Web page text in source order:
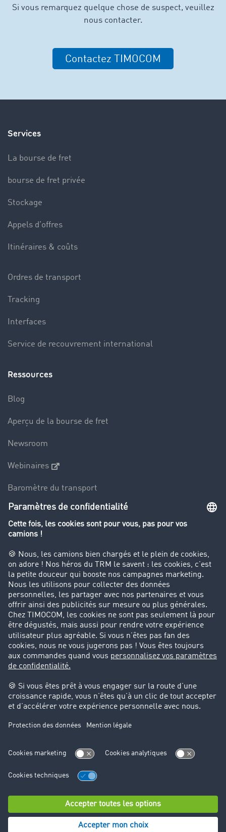
Si vous remarquez quelque chose de suspect, veuillez
nous contacter.
Contactez TIMOCOM
Services
La bourse de fret
bourse de fret privée
Stockage
Appels d’offres
Itinéraires & coûts
Ordres de transport
Tracking
Interfaces
Service de recouvrement international
Ressources
Blog
Aperçu de la bourse de fret
Newsroom
Webinaires
Baromètre du transport
Le dictionnaire du transport
Interdiction de circulation des poids lourds
Entreprise
Parrainage clients
Success Stories
Cadre légal
Mentions légales
Protection des données
Cookie-Einstellungen
Support